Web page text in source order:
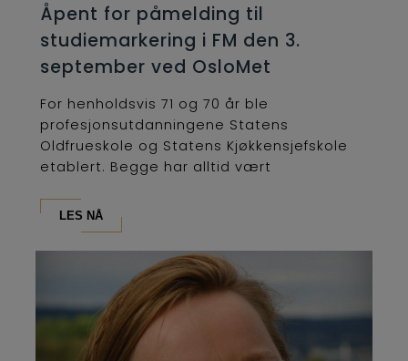
Åpent for påmelding til
studiemarkering i FM den 3.
september ved OsloMet
For henholdsvis 71 og 70 år ble
profesjonsutdanningene Statens
Oldfrueskole og Statens Kjøkkensjefskole
etablert. Begge har alltid vært
LES NÅ